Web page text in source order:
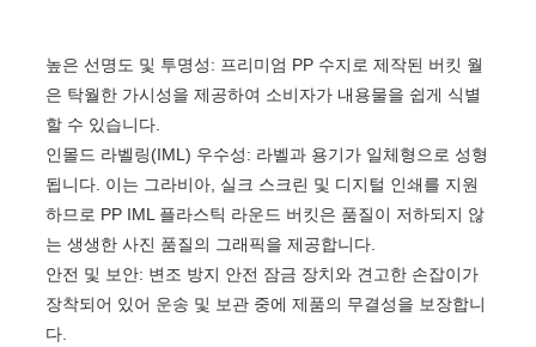
높은 선명도 및 투명성: 프리미엄 PP 수지로 제작된 버킷 월
은 탁월한 가시성을 제공하여 소비자가 내용물을 쉽게 식별
할 수 있습니다.
인몰드 라벨링(IML) 우수성: 라벨과 용기가 일체형으로 성형
됩니다. 이는 그라비아, 실크 스크린 및 디지털 인쇄를 지원
하므로 PP IML 플라스틱 라운드 버킷은 품질이 저하되지 않
는 생생한 사진 품질의 그래픽을 제공합니다.
안전 및 보안: 변조 방지 안전 잠금 장치와 견고한 손잡이가
장착되어 있어 운송 및 보관 중에 제품의 무결성을 보장합니
다.